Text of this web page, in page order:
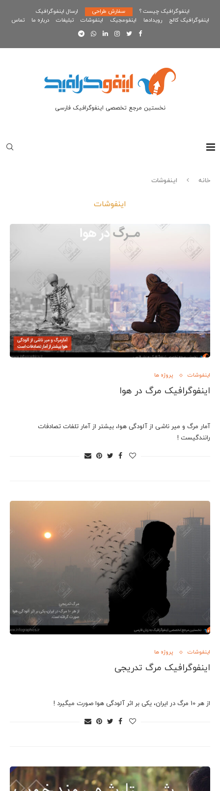
اینفوگرافیک چیست ؟ سفارش طراحی
ارسال اینفوگرافیک
اینفوگرافیک کالج
رویدادها اینفومجیک اینفوشات تبلیغات درباره ما تماس
نخستین مرجع تخصصی اینفوگرافیک فارسی
خانه اینفوشات
اینفوشات
اینفوشات پروژه ها
اینفوگرافیک مرگ در هوا
آمار مرگ و میر ناشی از آلودگی هوا، بیشتر از آمار تلفات تصادفات
رانندگیست !
اینفوشات پروژه ها
اینفوگرافیک مرگ تدریجی
از هر 10 مرگ در ایران، یکی بر اثر آلودگی هوا صورت میگیرد !